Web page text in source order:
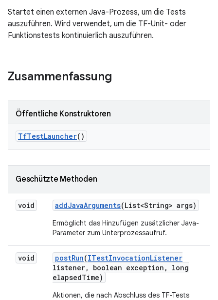
Startet einen externen Java-Prozess, um die Tests
auszuführen. Wird verwendet, um die TF-Unit- oder
Funktionstests kontinuierlich auszuführen.
Zusammenfassung
Öffentliche Konstruktoren
TfTestLauncher()
Geschützte Methoden
void addJavaArguments(List<String> args)
Ermöglicht das Hinzufügen zusätzlicher Java-
Parameter zum Unterprozessaufruf.
void postRun(ITestInvocationListener
listener, boolean exception ,
long
elapsedTime)
Aktionen, die nach Abschluss des TF-Tests